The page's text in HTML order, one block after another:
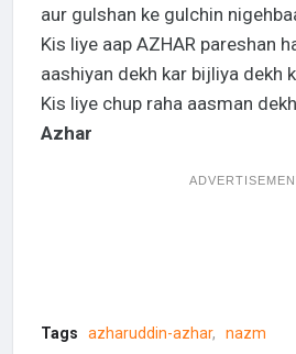
aur gulshan ke gulchin
Kis liye aap AZHAR pareshan
aashiyan dekh kar bijliya dekh
Kis liye chup raha aasman
Azhar
Tags azharuddin-azhar nazm